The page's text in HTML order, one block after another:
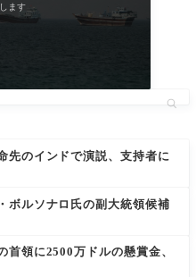
ます
先のインドで演説、支持者に
ボルソナロ氏の副大統領候補
領に2500万ドルの懸賞金、